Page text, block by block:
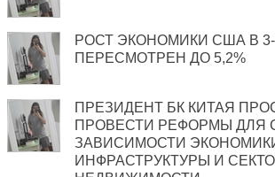
РОСТ ЭКОНОМИКИ США В
ПЕРЕСМОТРЕН ДО 5,2%
ПРЕЗИДЕНТ БК КИТАЯ
ПРОВЕСТИ РЕФОРМЫ ДЛЯ
ЗАВИСИМОСТИ
ИНФРАСТРУКТУРЫ И